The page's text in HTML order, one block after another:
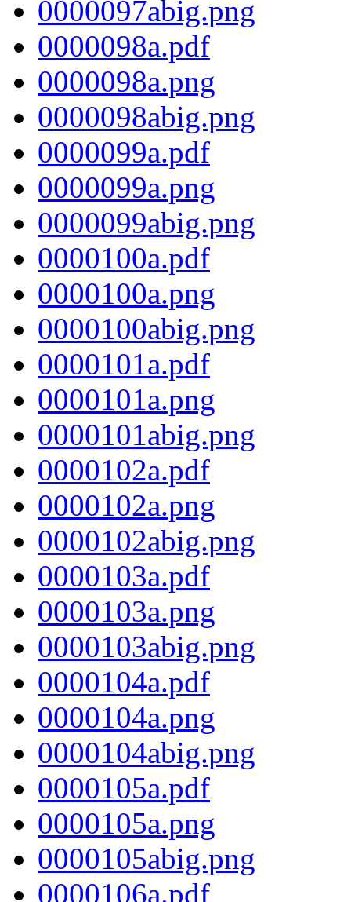
0000097abig.png
0000098a.pdf
0000098a.png
0000098abig.png
0000099a.pdf
0000099a.png
0000099abig.png
0000100a.pdf
0000100a.png
0000100abig.png
0000101a.pdf
0000101a.png
0000101abig.png
0000102a.pdf
0000102a.png
0000102abig.png
0000103a.pdf
0000103a.png
0000103abig.png
0000104a.pdf
0000104a.png
0000104abig.png
0000105a.pdf
0000105a.png
0000105abig.png
0000106a.pdf